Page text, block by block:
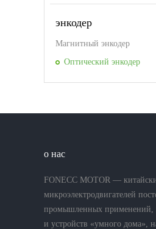
энкодер
Магнитный энкодер
Оптический энкодер
о нас
FONECC MOTOR —
микроэлектродвигателей
промышленных применений,
и устройств «умного дома»,